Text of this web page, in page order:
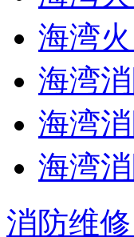
海湾
海湾
海湾
海湾
消防维修